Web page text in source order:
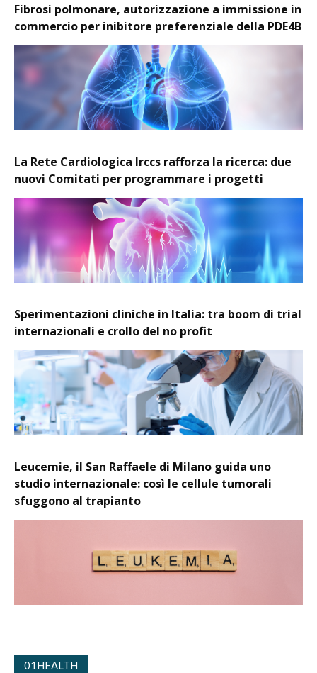
Fibrosi polmonare, autorizzazione a immissione in
commercio per inibitore preferenziale della PDE4B
La Rete Cardiologica Irccs rafforza la ricerca: due
nuovi Comitati per programmare i progetti
Sperimentazioni cliniche in Italia: tra boom di trial
internazionali e crollo del no profit
Leucemie, il San Raffaele di Milano guida uno
studio internazionale: così le cellule tumorali
sfuggono al trapianto
01HEALTH